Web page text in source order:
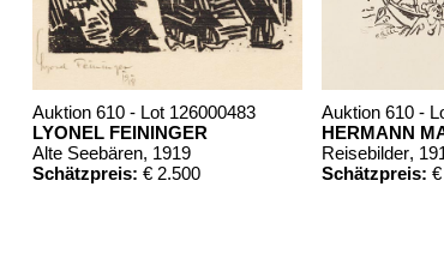
Auktion 610 - Lot 126000483
LYONEL FEININGER
Alte Seebären, 1919
Schätzpreis: € 2.500
Auktion 610 -
HERMANN
Reisebilder,
Schätzpreis: